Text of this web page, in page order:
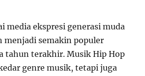
media ekspresi generasi muda
menjadi semakin populer
tahun terakhir. Musik Hip Hop
genre musik, tetapi juga